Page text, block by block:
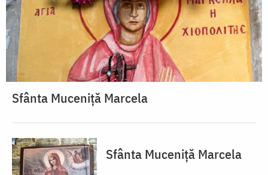
Sfânta Muceniță Marcela
Sfânta Muceniță Marcela